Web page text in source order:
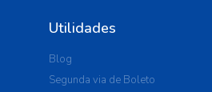
Utilidades
Blog
Segunda via de Boleto